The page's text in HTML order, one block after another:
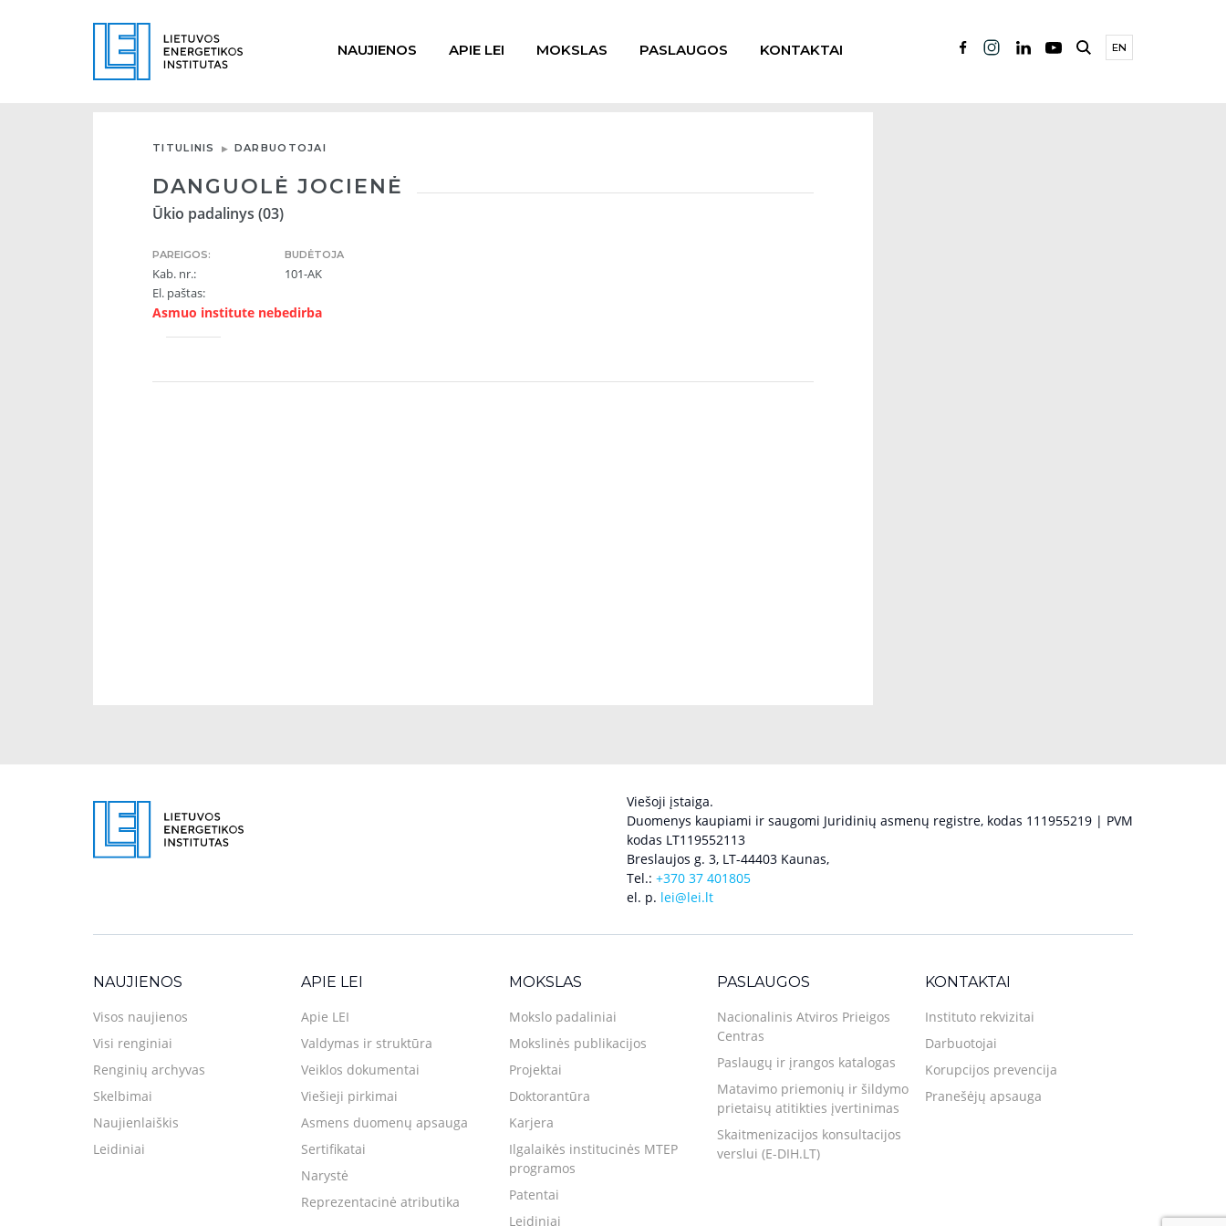
NAUJIENOS APIE LEI MOKSLAS PASLAUGOS KONTAKTAI EN
TITULINIS DARBUOTOJAI
DANGUOLĖ JOCIENĖ
Ūkio padalinys (03)
PAREIGOS: BUDĖTOJA
Kab. nr.:
101-AK
El. paštas:
Asmuo institute nebedirba
Viešoji įstaiga.
Duomenys kaupiami ir saugomi Juridinių asmenų registre, kodas 111955219 | PVM
kodas LT119552113
Breslaujos g. 3, LT-44403 Kaunas,
Tel.: +370 37 401805
el. p. lei@lei.lt
NAUJIENOS
Visos naujienos
Visi renginiai
Renginių archyvas
Skelbimai
Naujienlaiškis
Leidiniai
APIE LEI
Apie LEI
Valdymas ir struktūra
Veiklos dokumentai
Viešieji pirkimai
Asmens duomenų apsauga
Sertifikatai
Narystė
Reprezentacinė atributika
MOKSLAS
Mokslo padaliniai
Mokslinės publikacijos
Projektai
Doktorantūra
Karjera
Ilgalaikės institucinės MTEP
programos
Patentai
Leidiniai
PASLAUGOS
Nacionalinis Atviros Prieigos
Centras
Paslaugų ir įrangos katalogas
Matavimo priemonių ir šildymo
prietaisų atitikties įvertinimas
Skaitmenizacijos konsultacijos
verslui (E-DIH.LT)
KONTAKTAI
Instituto rekvizitai
Darbuotojai
Korupcijos prevencija
Pranešėjų apsauga